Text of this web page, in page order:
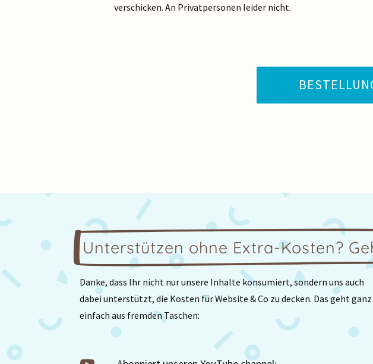
verschicken. An Privatpersonen leider nicht.
Unterstützen ohne Extra-Kosten?
Danke, dass Ihr nicht nur unsere Inhalte konsumiert, sondern uns auch
dabei unterstützt, die Kosten für Website & Co zu decken. Das geht ganz
einfach aus fremden Taschen: